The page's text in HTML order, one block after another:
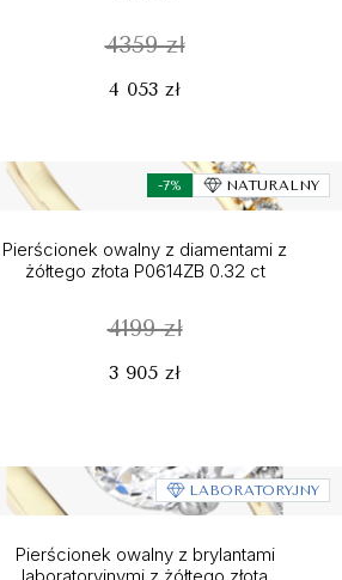
4359 zł
4 053 zł
-7% NATURALNY
Pierścionek owalny z diamentami z
żółtego złota P0614ZB 0.32 ct
4199 zł
3 905 zł
LABORATORYJNY
Pierścionek owalny z brylantami